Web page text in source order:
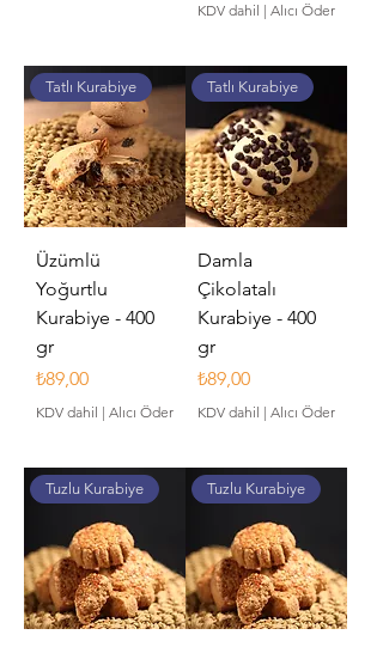
KDV dahil | Alıcı Öder
Tatlı Kurabiye
Üzümlü
Yoğurtlu
Kurabiye - 400
gr
Fiyat
₺89,00
KDV dahil | Alıcı Öder
Tatlı Kurabiye
Damla
Çikolatalı
Kurabiye - 400
gr
Fiyat
₺89,00
KDV dahil | Alıcı Öder
Tuzlu Kurabiye Tuzlu Kurabiye